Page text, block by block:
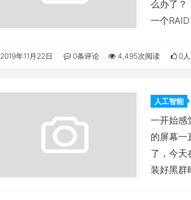
么办了？
一个
2019年11月22日 0条评论 4,495次阅读 0人
人工智能
一开始感
的屏幕一
了，今天
装好黑群